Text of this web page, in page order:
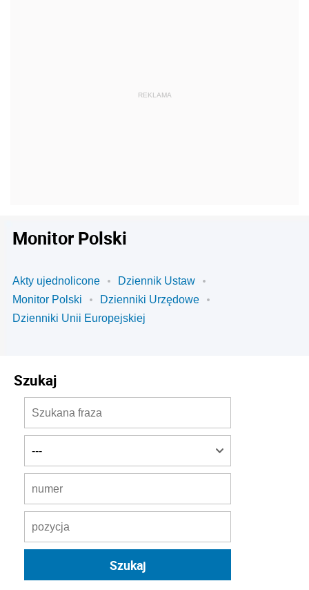
Monitor Polski
Akty ujednolicone
Dziennik Ustaw
Monitor Polski
Dzienniki Urzędowe
Dzienniki Unii Europejskiej
Szukaj